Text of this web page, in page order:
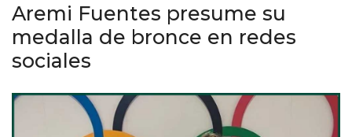
Aremi Fuentes presume su
medalla de bronce en redes
sociales